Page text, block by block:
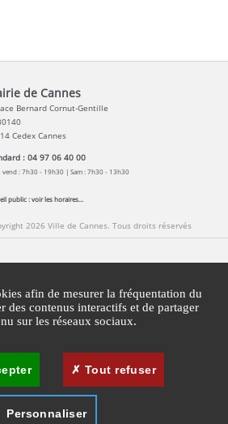
de Cannes
Bernard Cornut-Gentille
Cedex Cannes
: 04 97 06 40 00
vend : 7h30 - 19h30 | Sam : 7h30 - 13h30
public :voir les horaires...
2026 Ville de Cannes. Tous droits réservés
Agglomération Cannes Lérins
Gestion des cookies
afin de mesurer la fréquentation du
des contenus interactifs et de partager
sur les réseaux sociaux.
Tout refuser
Personnaliser